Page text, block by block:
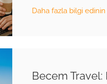
Daha fazla bilgi edinin
Becem Travel: